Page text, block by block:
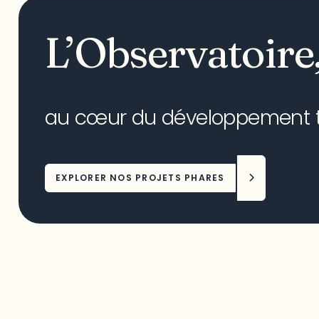
au cœur du développement
EXPLORER NOS PROJETS PHARES